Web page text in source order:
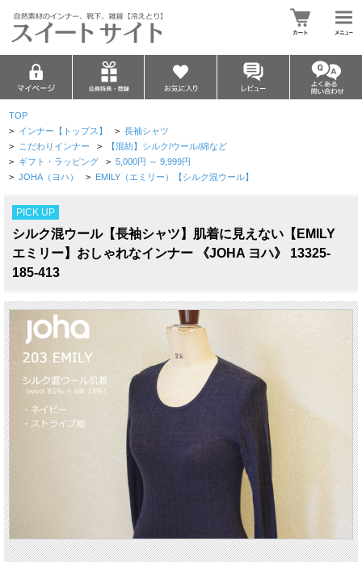
TOP
> インナー【トップス】 > 長袖シャツ
> こだわりインナー > 【混紡】シルク/ウール/綿など
> ギフト・ラッピング > 5,000円 ～ 9,999円
> JOHA（ヨハ） > EMILY（エミリー）【シルク混ウール】
PICK UP
シルク混ウール【長袖シャツ】肌着に見えない【EMILY
エミリー】おしゃれなインナー 《JOHA ヨハ》 13325-
185-413